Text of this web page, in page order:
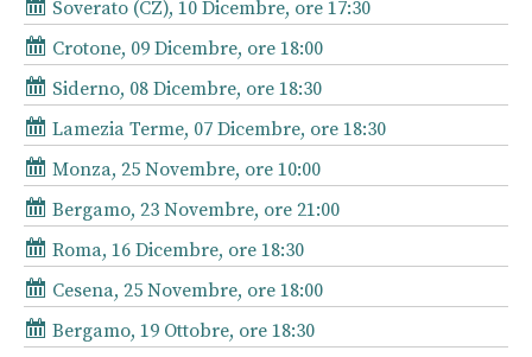
Soverato (CZ), 10 Dicembre, ore 17:30
Crotone, 09 Dicembre, ore 18:00
Siderno, 08 Dicembre, ore 18:30
Lamezia Terme, 07 Dicembre, ore 18:30
Monza, 25 Novembre, ore 10:00
Bergamo, 23 Novembre, ore 21:00
Roma, 16 Dicembre, ore 18:30
Cesena, 25 Novembre, ore 18:00
Bergamo, 19 Ottobre, ore 18:30